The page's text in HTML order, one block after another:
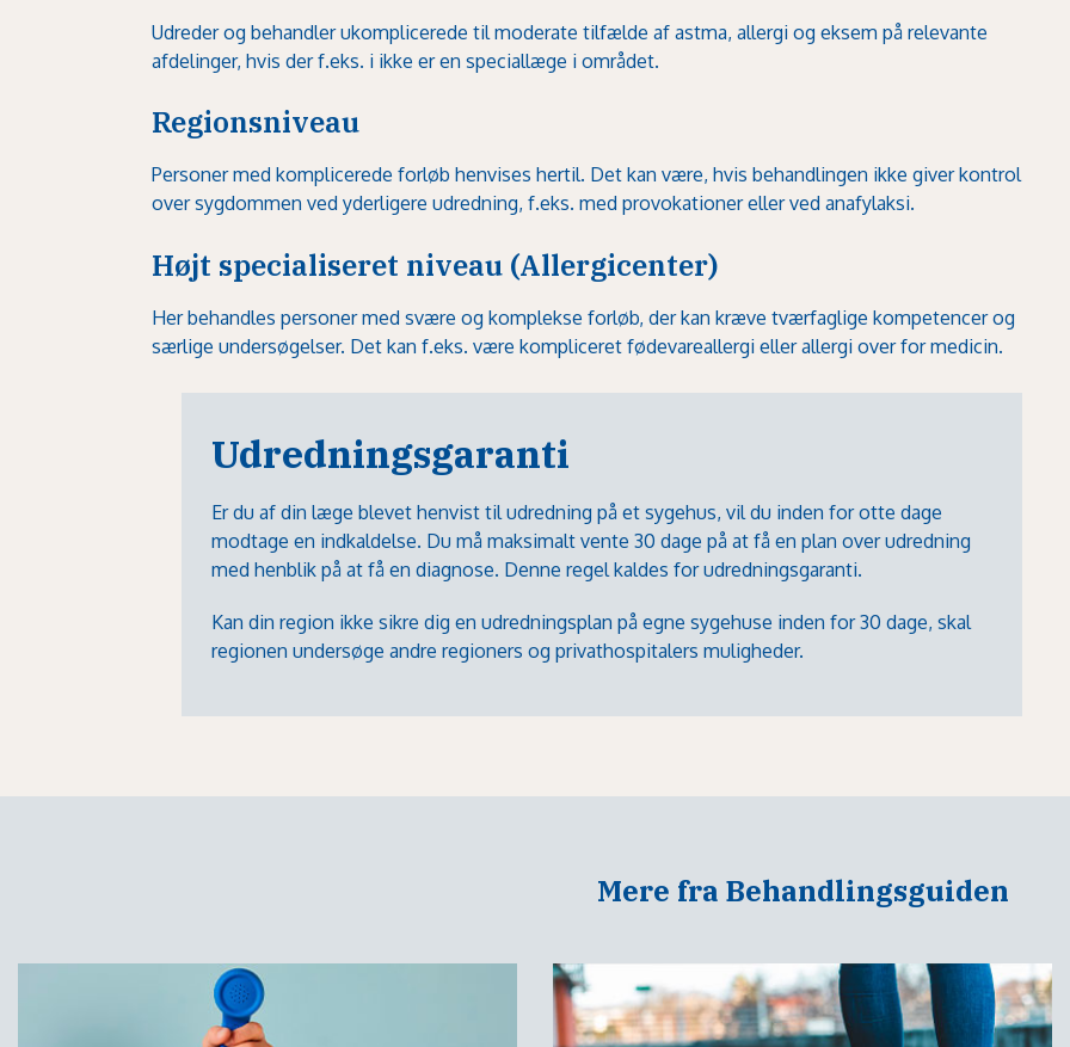
Udreder og behandler ukomplicerede til moderate tilfælde af astma, allergi og eksem på relevante
afdelinger, hvis der f.eks. i ikke er en speciallæge i området.
Regionsniveau
Personer med komplicerede forløb henvises hertil. Det kan være, hvis behandlingen ikke giver kontrol
over sygdommen ved yderligere udredning, f.eks. med provokationer eller ved anafylaksi.
Højt specialiseret niveau (Allergicenter)
Her behandles personer med svære og komplekse forløb, der kan kræve tværfaglige kompetencer og
særlige undersøgelser. Det kan f.eks. være kompliceret fødevareallergi eller allergi over for medicin.
Udredningsgaranti
Er du af din læge blevet henvist til udredning på et sygehus, vil du inden for otte dage
modtage en indkaldelse. Du må maksimalt vente 30 dage på at få en plan over udredning
med henblik på at få en diagnose. Denne regel kaldes for udredningsgaranti.
Kan din region ikke sikre dig en udredningsplan på egne sygehuse inden for 30 dage, skal
regionen undersøge andre regioners og privathospitalers muligheder.
Mere fra Behandlingsguiden